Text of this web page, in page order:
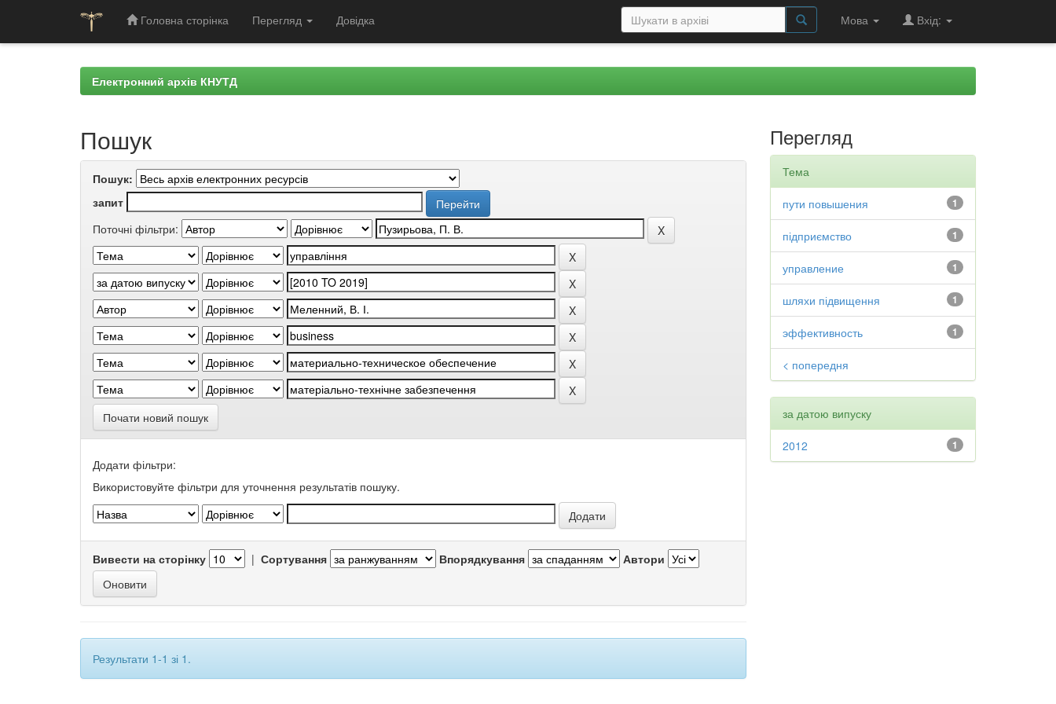
Головна сторінка Перегляд Довідка Мова Вхід:
Електронний архів КНУТД
Пошук
Пошук:
запит
Поточні фільтри:
Почати новий пошук
Додати фільтри:
Використовуйте фільтри для уточнення результатів пошуку.
Вивести на сторінку | Сортування Впорядкування Автори
Результати 1-1 зі 1.
Перегляд
Тема
1
пути повышения
1
підприємство
1
управление
1
шляхи підвищення
1
эффективность
< попередня
за датою випуску
1
2012